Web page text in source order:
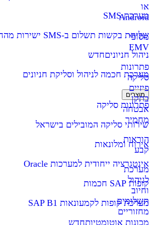
או
Android
מסופי
EMV
פתרונות
סליקה
פיזיים
בתקן
אבטחה
מחמיר
הוראות
קבע
מערכת
לניהול
וחיוב
תשלומים
מחזוריים
מערכת SMS
שליחת בקשות תשלום ב-SMS ישירות מהחשבון
ניהול חניוניםחדש
מערכת חכמה לניהול וסליקת חניונים
מוצרים
פתרונות סליקה
שירותי סליקה המובילים בישראל
אירוח ומלונאות
אינטגרציה ייחודית למערכות Oracle
קופות SAP חכמות
מערכת קופות לקמעונאות SAP B1
מכונות אוטומטיותחדש